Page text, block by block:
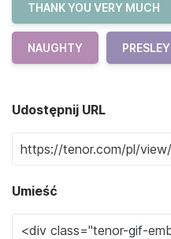
THANK YOU VERY MUCH
NAUGHTY PRESLEY
Udostępnij URL
Umieść